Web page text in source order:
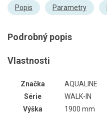
Popis Parametry
Podrobný popis
Vlastnosti
Značka
AQUALINE
Série
WALK-IN
Výška
1900 mm